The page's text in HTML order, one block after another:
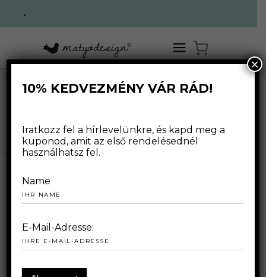
.
10% KEDVEZMÉNY VÁR RÁD!
Iratkozz fel a hírlevelünkre, és kapd meg a
kuponod, amit az első rendelésednél
használhatsz fel.
Name
E-Mail-Adresse:
×